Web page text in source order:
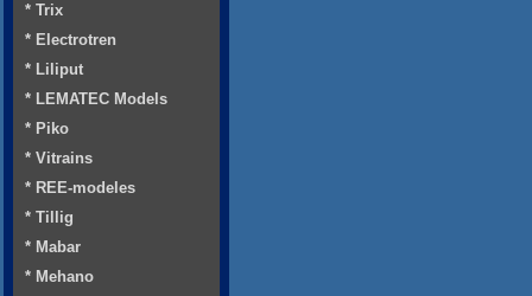
* Trix
* Electrotren
* Liliput
* LEMATEC Models
* Piko
* Vitrains
* REE-modeles
* Tillig
* Mabar
* Mehano